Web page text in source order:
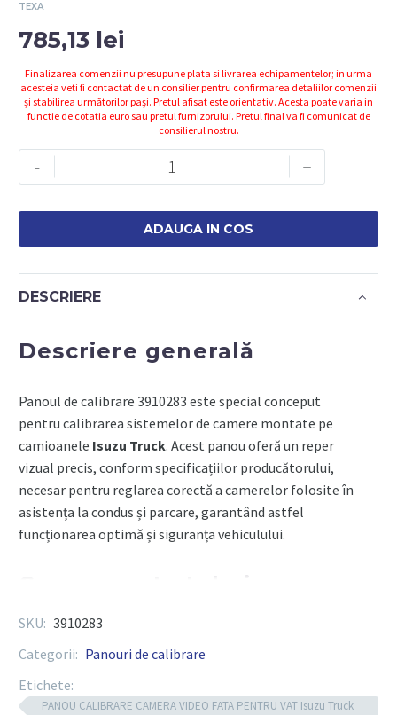
TEXA
785,13 lei
Finalizarea comenzii nu presupune plata si livrarea echipamentelor; in urma
acesteia veti fi contactat de un consilier pentru confirmarea detaliilor comenzii
și stabilirea următorilor pași. Pretul afisat este orientativ. Acesta poate varia in
functie de cotatia euro sau pretul furnizorului. Pretul final va fi comunicat de
consilierul nostru.
-
Cantitate
3910283
CALIBRARE
CAMERA
VIDEO
VAT
Truck
EURO
6
-
TEXA
+
ADAUGA IN COS
DESCRIERE
Descriere generală
Panoul de calibrare 3910283 este special conceput
pentru calibrarea sistemelor de camere montate pe
camioanele Isuzu Truck. Acest panou oferă un reper
vizual precis, conform specificațiilor producătorului,
necesar pentru reglarea corectă a camerelor folosite în
asistența la condus și parcare, garantând astfel
funcționarea optimă și siguranța vehiculului.
Componente tehnice
materiale durabile, adaptat utilizării frecvente în
medii profesionale.
Suprafață imprimată: modele grafice calibrate cu
SKU: 3910283
Categorii: Panouri de calibrare
Etichete:
PANOU CALIBRARE CAMERA VIDEO FATA PENTRU VAT Isuzu Truck